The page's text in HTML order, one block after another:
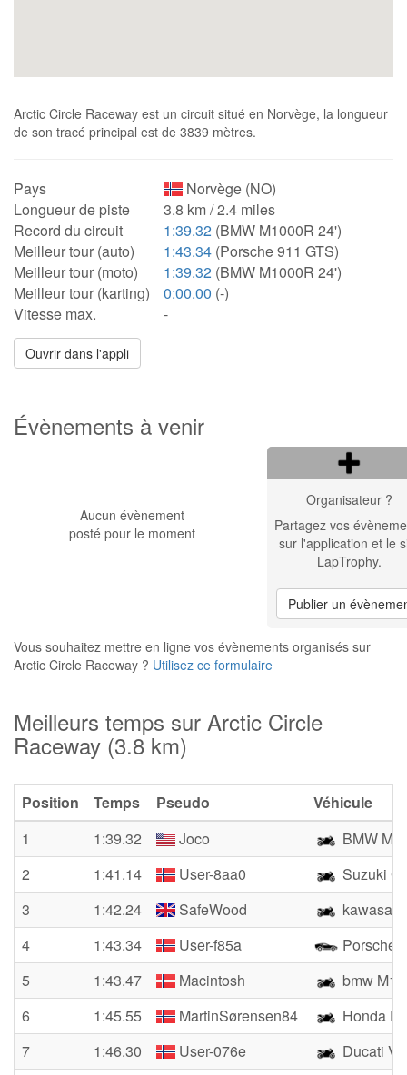
Arctic Circle Raceway est un circuit situé en Norvège, la longueur
de son tracé principal est de 3839 mètres.
Pays
Norvège (NO)
Longueur de piste
3.8 km / 2.4 miles
Record du circuit
1:39.32 (BMW M1000R 24')
Meilleur tour (auto)
1:43.34 (Porsche 911 GTS)
Meilleur tour (moto)
1:39.32 (BMW M1000R 24')
Meilleur tour (karting)
0:00.00 (-)
Vitesse max.
-
Ouvrir dans l'appli
Évènements à venir
Aucun évènement
posté pour le moment
Organisateur ?
Partagez vos
sur l'application et le
LapTrophy.
Publier un
Vous souhaitez mettre en ligne vos évènements organisés sur
Arctic Circle Raceway ? Utilisez ce formulaire
Meilleurs temps sur Arctic Circle
Raceway (3.8 km)
Position Temps Pseudo
Véhicule
1
1:39.32 Joco
BMW
2
1:41.14 User-8aa0
Suzuki
3
1:42.24 SafeWood
4
1:43.34 User-f85a
Porsche
5
1:43.47 Macintosh
bmw
6
1:45.55 MartinSørensen84
Honda
7
1:46.30 User-076e
Ducati V2